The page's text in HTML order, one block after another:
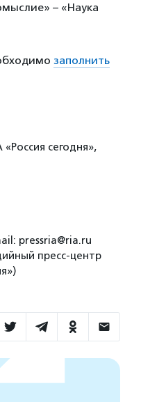
– «Наука
заполнить
сегодня»,
pressria@ria.ru
пресс-центр